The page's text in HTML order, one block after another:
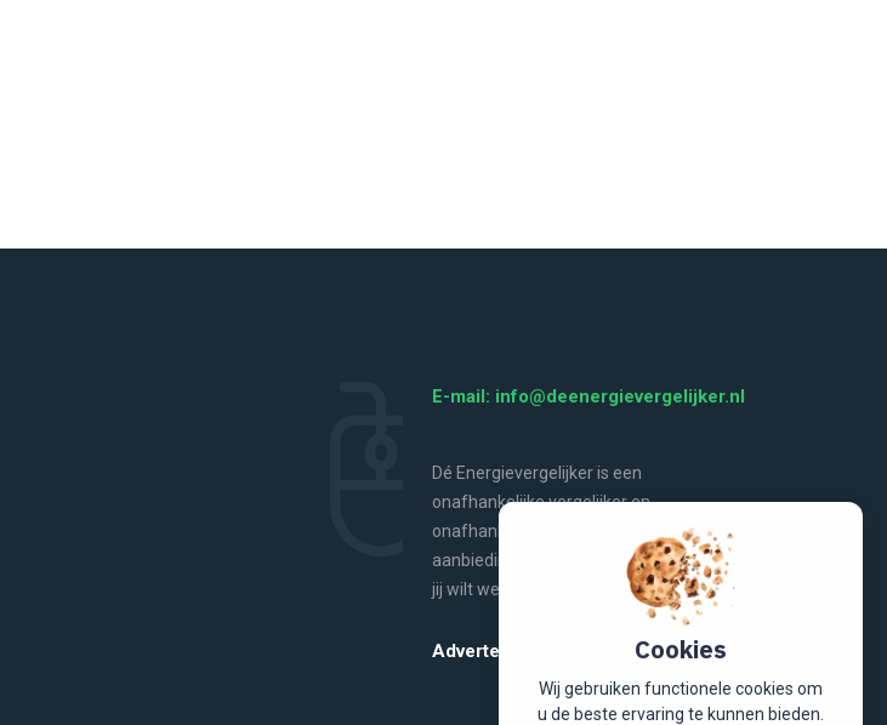
E-mail: info@deenergievergelijker.nl
Dé Energievergelijker is een
onafhankelijke vergelijker en
onafhankelijke bron van energienieuws,
aanbiedingen, handige tools en alles wat
jij wilt weten over energie.
Adverteren op De Energievergelijker
Cookies
Wij gebruiken functionele cookies om
u de beste ervaring te kunnen bieden.